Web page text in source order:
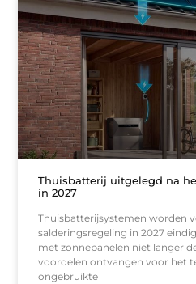
Thuisbatterij uitgelegd na
in 2027
Thuisbatterijsystemen worden
salderingsregeling in 2027
met zonnepanelen niet langer
voordelen ontvangen voor het
ongebruikte